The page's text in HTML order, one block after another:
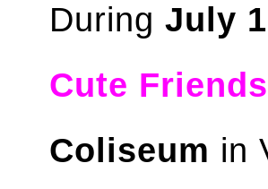
During July
Cute
Coliseum in